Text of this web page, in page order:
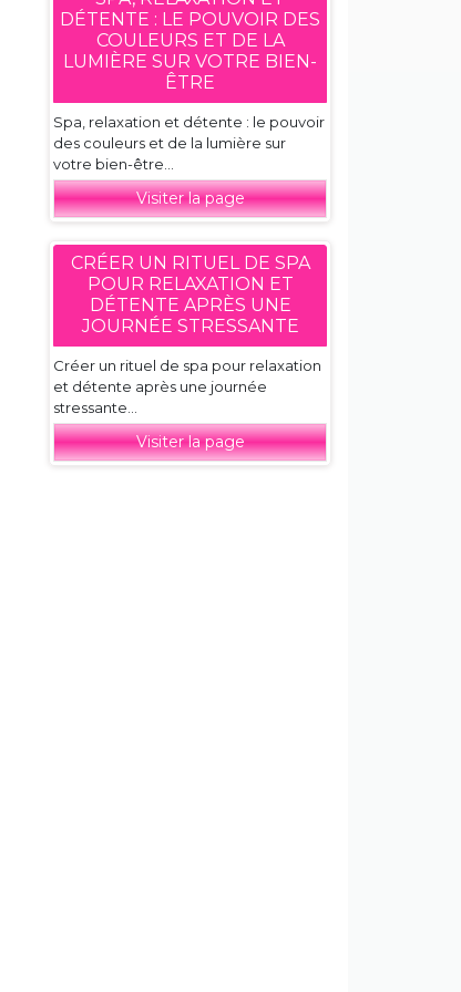
DÉTENTE : LE POUVOIR DES
COULEURS ET DE LA
LUMIÈRE SUR VOTRE BIEN-
ÊTRE
Spa, relaxation et détente : le pouvoir
des couleurs et de la lumière sur
votre bien-être...
Visiter la page
CRÉER UN RITUEL DE SPA
POUR RELAXATION ET
DÉTENTE APRÈS UNE
JOURNÉE STRESSANTE
Créer un rituel de spa pour relaxation
et détente après une journée
stressante...
Visiter la page